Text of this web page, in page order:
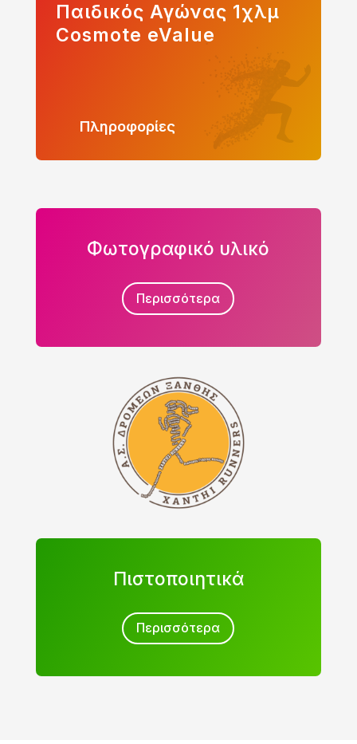
Παιδικός Αγώνας 1χλμ
Cosmote eValue
Πληροφορίες
Φωτογραφικό υλικό
Περισσότερα
Πιστοποιητικά
Περισσότερα